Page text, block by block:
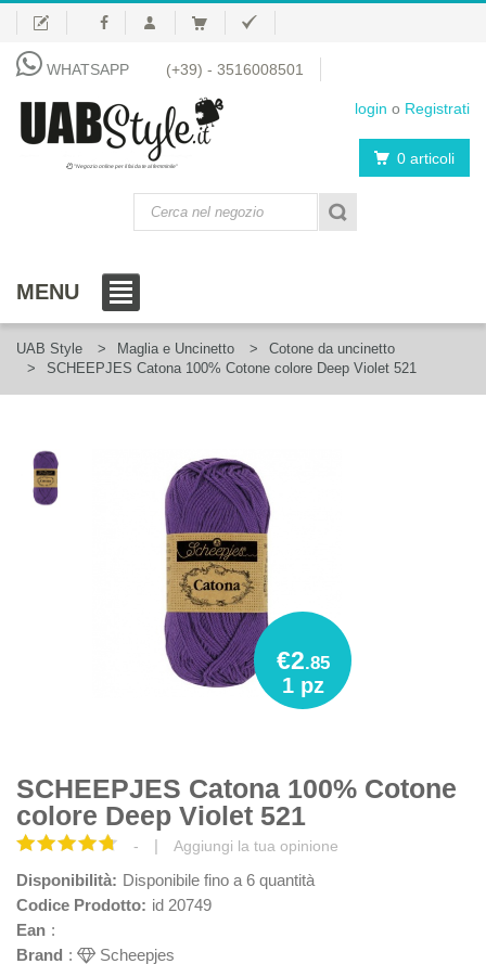
WHATSAPP (+39) - 3516008501
login o Registrati
"Negozio online per il fai da te al femminile" 0 articoli
MENU
UAB Style Maglia e Uncinetto
Cotone da uncinetto
SCHEEPJES Catona 100% Cotone colore Deep Violet 521
€2.85
1 pz
SCHEEPJES Catona 100% Cotone
colore Deep Violet 521
- | Aggiungi la tua opinione
Disponibilità: Disponibile fino a 6 quantità
Codice Prodotto: id 20749
Ean :
Brand :
Scheepjes